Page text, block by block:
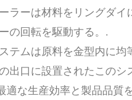
ラーは材料をリングダ
の回転を駆動する。.
テムは原料を金型内に
出口に設置されたこの
適な生産効率と製品品質